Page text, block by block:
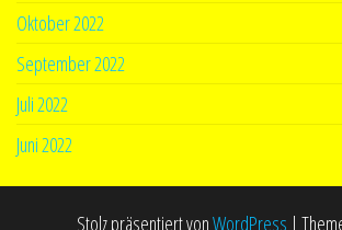
Oktober 2022
September 2022
Juli 2022
Juni 2022
Stolz präsentiert vonWordPress |